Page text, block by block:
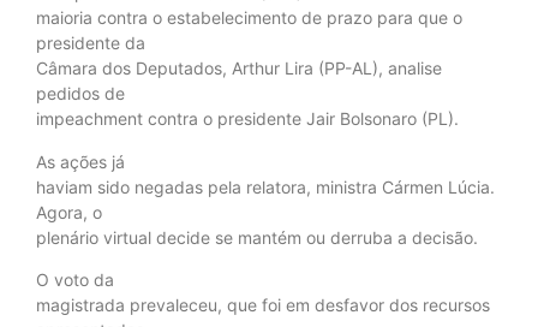
maioria contra o estabelecimento de prazo para que o
presidente da
Câmara dos Deputados, Arthur Lira (PP-AL), analise
pedidos de
impeachment contra o presidente Jair Bolsonaro (PL).
As ações já
haviam sido negadas pela relatora, ministra Cármen Lúcia.
Agora, o
plenário virtual decide se mantém ou derruba a decisão.
O voto da
magistrada prevaleceu, que foi em desfavor dos recursos